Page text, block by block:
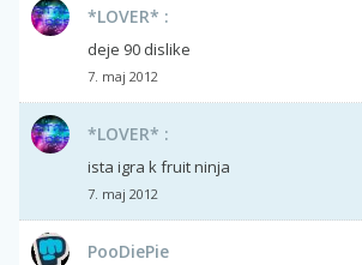
*LOVER* :
deje 90 dislike
7. maj 2012
*LOVER* :
ista igra k fruit ninja
7. maj 2012
PooDiePie